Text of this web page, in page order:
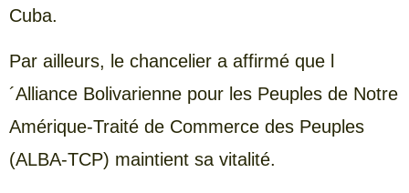
Cuba.
Par ailleurs, le chancelier a affirmé que l
´Alliance Bolivarienne pour les Peuples de Notre
Amérique-Traité de Commerce des Peuples
(ALBA-TCP) maintient sa vitalité.